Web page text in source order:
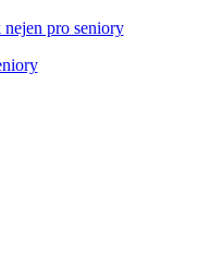
nejen pro seniory